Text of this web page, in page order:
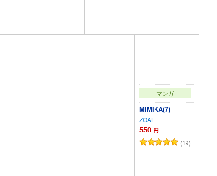
マンガ
MIMIKA(7)
ZOAL
550 円
(19)